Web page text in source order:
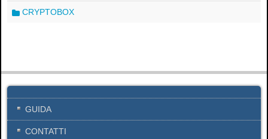
CRYPTOBOX
GUIDA
CONTATTI